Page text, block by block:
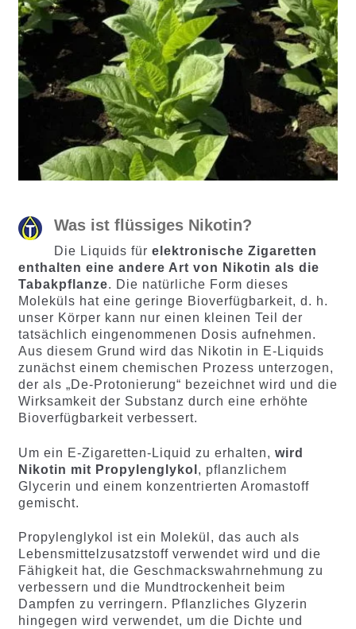
Was ist flüssiges Nikotin?
Die Liquids für elektronische Zigaretten
enthalten eine andere Art von Nikotin als die
Tabakpflanze. Die natürliche Form dieses
Moleküls hat eine geringe Bioverfügbarkeit, d. h.
unser Körper kann nur einen kleinen Teil der
tatsächlich eingenommenen Dosis aufnehmen.
Aus diesem Grund wird das Nikotin in E-Liquids
zunächst einem chemischen Prozess unterzogen,
der als „De-Protonierung“ bezeichnet wird und die
Wirksamkeit der Substanz durch eine erhöhte
Bioverfügbarkeit verbessert.
Um ein E-Zigaretten-Liquid zu erhalten, wird
Nikotin mit Propylenglykol , pflanzlichem
Glycerin und einem konzentrierten Aromastoff
gemischt.
Propylenglykol ist ein Molekül, das auch als
Lebensmittelzusatzstoff verwendet wird und die
Fähigkeit hat, die Geschmackswahrnehmung zu
verbessern und die Mundtrockenheit beim
Dampfen zu verringern. Pflanzliches Glyzerin
hingegen wird verwendet, um die Dichte und